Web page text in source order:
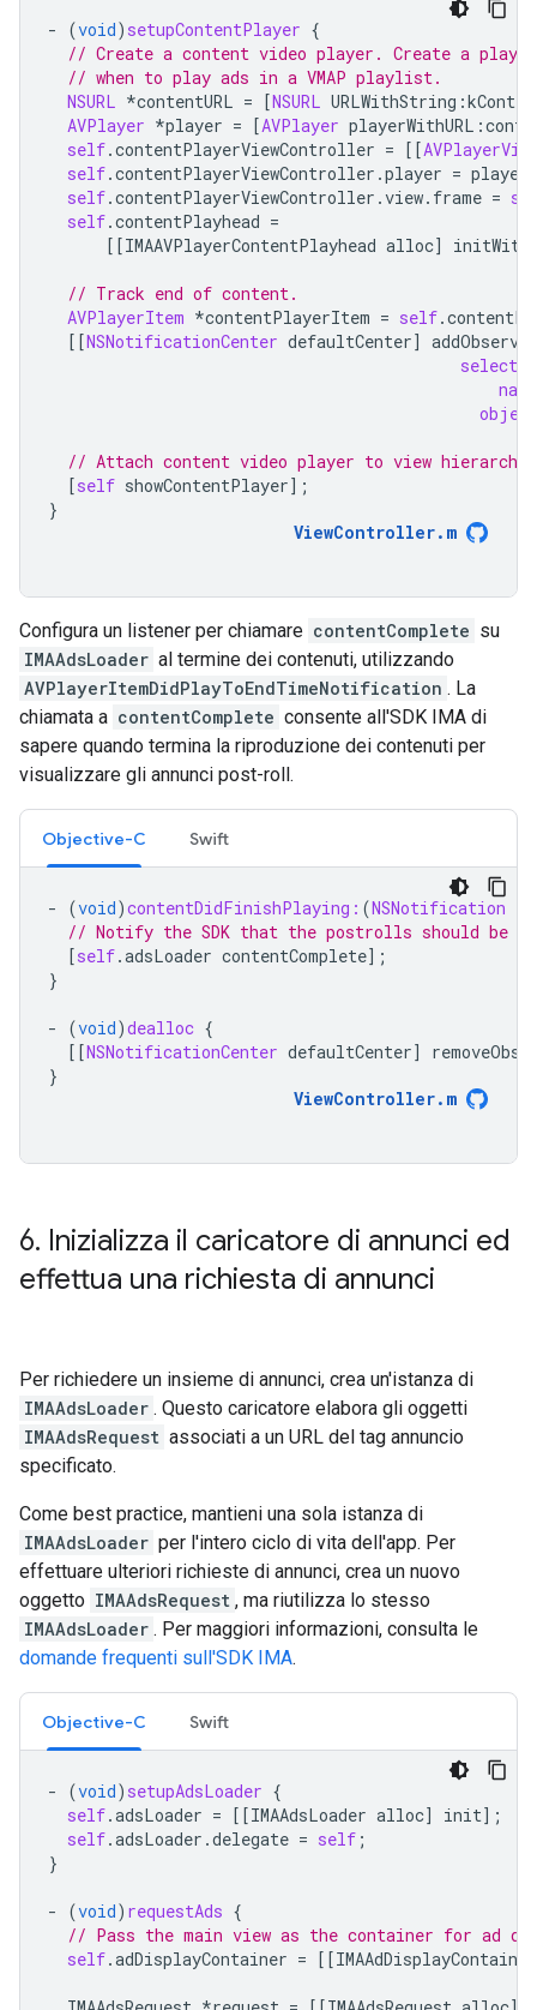
- (void) setupContentPlayer {
// Create a content video player. Create a
// when to play ads in a VMAP playlist.
NSURL *contentURL = [NSURL URLWithString :
AVPlayer *player = [AVPlayer playerWithURL :
self.contentPlayerViewController = [[
self.contentPlayerViewController .player = player
self.contentPlayerViewController .view. frame =
self.contentPlayhead =
[[IMAAVPlayerContentPlayhead alloc]
// Track end of content.
AVPlayerItem *contentPlayerItem = self.
[[NSNotificationCenter defaultCenter] addObserver
selector
name
object
// Attach content video player to view hierarchy.
[self showContentPlayer];
}
ViewController. m
Configura un listener per chiamare contentComplete su
IMAAdsLoader al termine dei contenuti, utilizzando
AVPlayerItemDidPlayToEndTimeNotification . La
chiamata a contentComplete consente all'SDK IMA di
sapere quando termina la riproduzione dei contenuti per
visualizzare gli annunci post-roll.
Objective-C Swift
- (void)contentDidFinishPlaying: (NSNotification
// Notify the SDK that the postrolls should be
[self.adsLoader contentComplete];
}
- (void)dealloc {
[[NSNotificationCenter defaultCenter]
}
ViewController. m
6. Inizializza il caricatore di annunci ed
effettua una richiesta di annunci
Per richiedere un insieme di annunci, crea un'istanza di
IMAAdsLoader . Questo caricatore elabora gli oggetti
IMAAdsRequest associati a un URL del tag annuncio
specificato.
Come best practice, mantieni una sola istanza di
IMAAdsLoader per l'intero ciclo di vita dell'app. Per
effettuare ulteriori richieste di annunci, crea un nuovo
oggetto IMAAdsRequest , ma riutilizza lo stesso
IMAAdsLoader . Per maggiori informazioni, consulta le
domande frequenti sull'SDK IMA.
Objective-C Swift
- (void) setupAdsLoader {
self.adsLoader = [[IMAAdsLoader alloc] init];
self.adsLoader .delegate = self ;
}
- (void) requestAds {
// Pass the main view as the container for ad
self.adDisplayContainer = [[IMAAdDisplayContainer